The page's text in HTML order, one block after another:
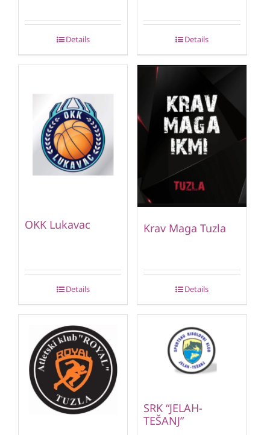
Details Details
OKK Lukavac
Details
Krav Maga Tuzla
Details
SRK “JELAH-
TEŠANJ”